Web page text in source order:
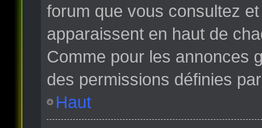
forum que vous consultez
apparaissent en haut de
Comme pour les annonces
des permissions définies
Haut